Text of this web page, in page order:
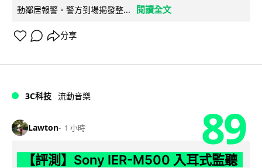
動鄰居報警。警方到場揭發整...
閱讀全文
分享
3C科技 流動音樂
Lawton 1 小時 89
【評測】Sony IER-M500 入耳式監聽